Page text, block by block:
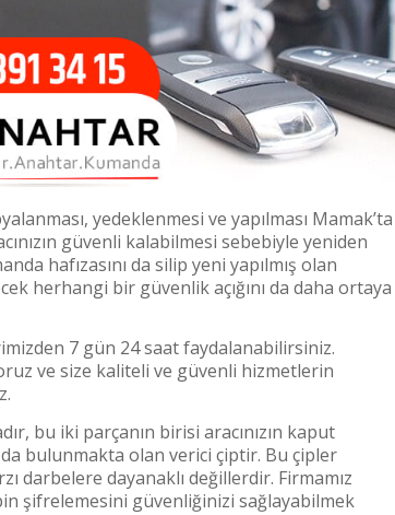
yedeklenmesi ve yapılması Mamak’ta
güvenli kalabilmesi sebebiyle yeniden
hafızasını da silip yeni yapılmış olan
herhangi bir güvenlik açığını da daha ortaya
7 gün 24 saat faydalanabilirsiniz.
ve size kaliteli ve güvenli hizmetlerin
bu iki parçanın birisi aracınızın kaput
bulunmakta olan verici çiptir. Bu çipler
darbelere dayanaklı değillerdir. Firmamız
şifrelemesini güvenliğinizi sağlayabilmek